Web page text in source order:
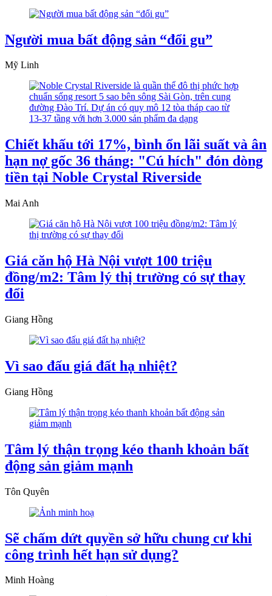
Người mua bất động sản “đổi gu”
Mỹ Linh
Chiết khấu tới 17%, bình ổn lãi suất và ân
hạn nợ gốc 36 tháng: "Cú hích" đón dòng
tiền tại Noble Crystal Riverside
Mai Anh
Giá căn hộ Hà Nội vượt 100 triệu
đồng/m2: Tâm lý thị trường có sự thay
đổi
Giang Hồng
Vì sao đấu giá đất hạ nhiệt?
Giang Hồng
Tâm lý thận trọng kéo thanh khoản bất
động sản giảm mạnh
Tôn Quyên
Sẽ chấm dứt quyền sở hữu chung cư khi
công trình hết hạn sử dụng?
Minh Hoàng